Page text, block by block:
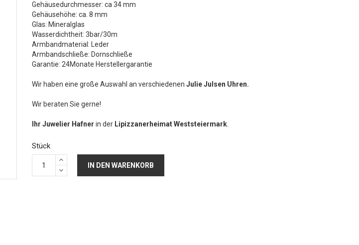
Gehäusedurchmesser: ca 34 mm
Gehäusehöhe: ca. 8 mm
Glas: Mineralglas
Wasserdichtheit: 3bar/30m
Armbandmaterial: Leder
Armbandschließe: Dornschließe
Garantie: 24Monate Herstellergarantie
Wir haben eine große Auswahl an verschiedenen Julie Julsen Uhren.
Wir beraten Sie gerne!
Ihr Juwelier Hafner in der Lipizzanerheimat Weststeiermark
Stück
IN DEN WARENKORB